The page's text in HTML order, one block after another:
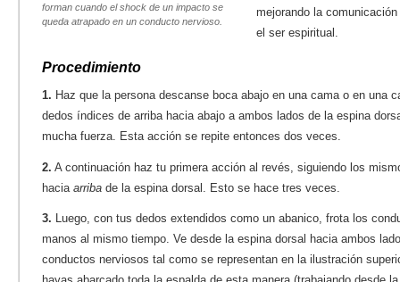
forman cuando el shock de un impacto se
queda atrapado en un conducto nervioso.
mejorando la
el ser espiritual.
Procedimiento
1. Haz que la persona descanse boca abajo en una cama o en una
dedos índices de arriba hacia abajo a ambos lados de la espina
mucha fuerza. Esta acción se repite entonces dos veces.
2. A continuación haz tu primera acción al revés, siguiendo los
hacia arriba de la espina dorsal. Esto se hace tres veces.
3. Luego, con tus dedos extendidos como un abanico, frota los
manos al mismo tiempo. Ve desde la espina dorsal hacia ambos
conductos nerviosos tal como se representan en la ilustración